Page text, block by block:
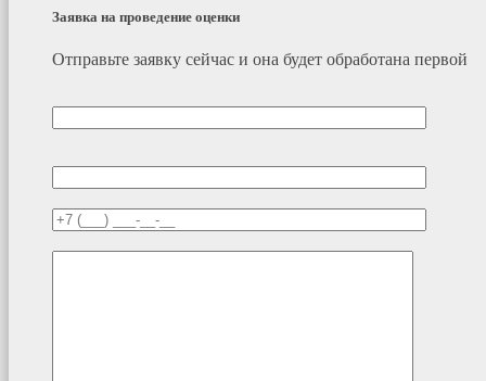
Заявка на проведение оценки
Отправьте заявку сейчас и она будет обработана первой